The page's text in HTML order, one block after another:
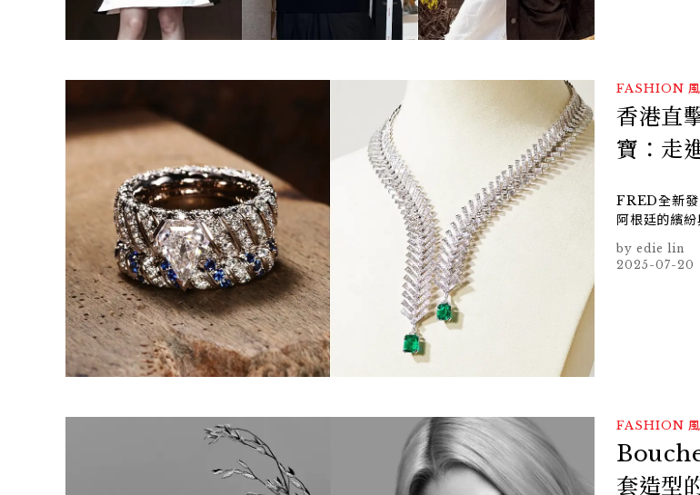
FASHION
香港直
寶：走
FRED全新
阿根廷的繽紛
edie lin
2025-07-20
FASHION
套造型